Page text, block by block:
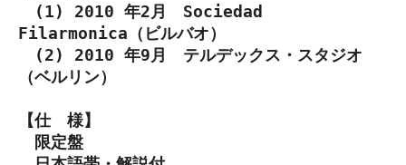
(1) 2010 年2月 Sociedad
Filarmonica（ビルバオ）
(2) 2010 年9月 テルデックス・スタジオ
（ベルリン）
【仕 様】
限定盤